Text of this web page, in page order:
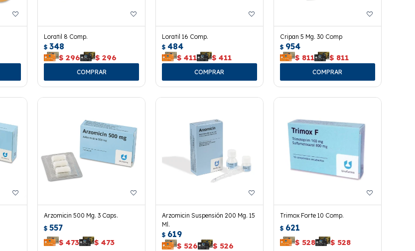
Loratil 8 Comp.
$ 348
$ 296 $ 296
Loratil 16 Comp.
$ 484
$ 411 $ 411
Cripan 5 Mg. 30 Comp
$ 954
$ 811 $ 811
Arzomicin 500 Mg. 3 Caps.
$ 557
$ 473 $ 473
Arzomicin Suspensión 200 Mg. 15
Ml.
$ 619
$ 526 $ 526
Trimox Forte 10 Comp.
$ 621
$ 528 $ 528